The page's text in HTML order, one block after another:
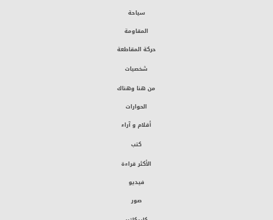
سياحة
المقاومة
حركة المقاطعة
شخصيات
من هنا وهناك
الحوارات
أقلام و آراء
كتب
الأكثر قراءة
فيديو
صور